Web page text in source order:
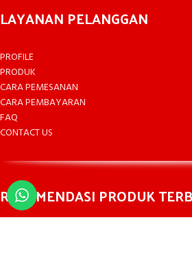
LAYANAN PELANGGAN
PROFILE
PRODUK
CARA PEMESANAN
CARA PEMBAYARAN
FAQ
CONTACT US
REKOMENDASI PRODUK